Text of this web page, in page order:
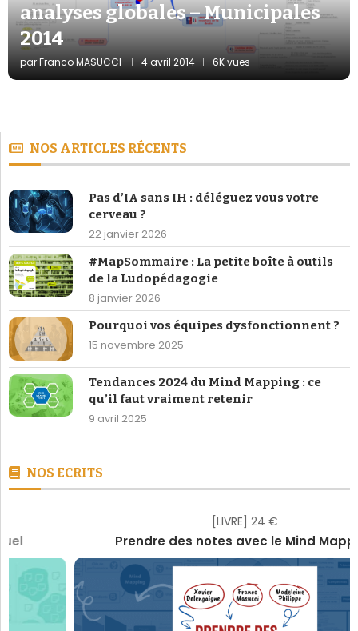
analyses globales – Municipales
2014
parFranco MASUCCI 4 avril 2014 6K vues
NOS ARTICLES RÉCENTS
Pas d’IA sans IH : déléguez vous votre
cerveau ?
22 janvier 2026
#MapSommaire : La petite boîte à outils
de la Ludopédagogie
8 janvier 2026
Pourquoi vos équipes dysfonctionnent ?
15 novembre 2025
Tendances 2024 du Mind Mapping : ce
qu’il faut vraiment retenir
9 avril 2025
NOS ECRITS
[LIVRE] 24 €
Prendre des notes avec le Mind Mapping